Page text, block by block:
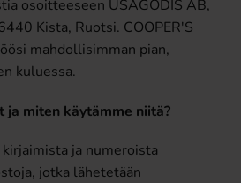
osoitteeseen USAGODIS AB,
Kista, Ruotsi. COOPER'S
mahdollisimman pian,
kuluessa.
ja miten käytämme niitä?
ja numeroista
jotka lähetetään